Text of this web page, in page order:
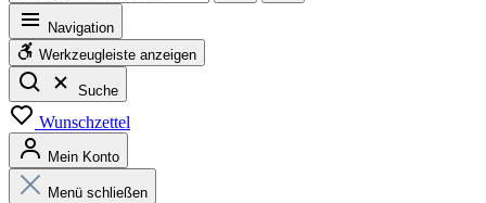
Navigation
Werkzeugleiste anzeigen
Suche
Wunschzettel
Mein Konto
Menü schließen